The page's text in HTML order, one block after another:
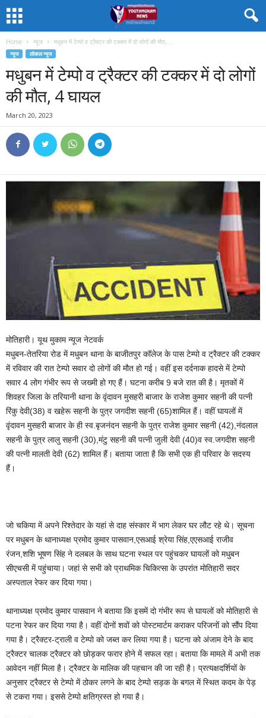
Home न्यूज मधुबन में टेम्पो व ट्रैक्टर की टक्कर में दो लोगों की मौत,...
न्यूज लोकल न्यूज
मधुबन में टेम्पो व ट्रैक्टर की टक्कर में दो लोगों
की मौत, 4 घायल
March 20, 2023
मोतिहारी। यूथ मुकाम न्यूज नेटवर्क
मधुबन-तेतरिया रोड में मधुबन थाना के बाजीतपुर कॉलेज के पास टेम्पो व ट्रैक्टर की टक्कर
में रविवार की रात टेम्पो सवार दो लोगों की मौत हो गई। वहीं इस दर्दनाक हादसे में टेम्पो
सवार 4 लोग गंभीर रूप से जख्मी हो गए हैं। घटना करीब 9 बजे रात की है। मृतकों में
शिवहर जिला के तरियानी थाना के वृंदावन मुसहरी बाजार के राजेश कुमार सहनी की पत्नी
रिंकु देवी(38) व खहेरू सहनी के पुत्र जगदीश सहनी (65)शामिल हैं। वहीं घायलों में
वृंदावन मुसहरी बाजार के ही स्व.बृजनंदन सहनी के पुत्र राजेश कुमार सहनी (42),नंदलाल
सहनी के पुत्र लालु सहनी (30),मंटु सहनी की पत्नी जुली देवी (40)व स्व.जगदीश सहनी
की पत्नी मालती देवी (62) शामिल हैं। बताया जाता है कि सभी एक ही परिवार के सदस्य
हैं।
जो चकिया में अपने रिश्तेदार के यहां से दाह संस्कार में भाग लेकर घर लौट रहे थे। सूचना
पर मधुबन के थानाध्यक्ष प्रमोद कुमार पासवान,एसआई श्रेया सिंह,एएसआई राजीव
रंजन,शशि भूषण सिंह ने दलबल के साथ घटना स्थल पर पहुंचकर घायलों को मधुबन
सीएचसी में पहुंचाया। जहां से सभी को प्राथमिक चिकित्सा के उपरांत मोतिहारी सदर
अस्पताल रेफर कर दिया गया।
थानाध्यक्ष प्रमोद कुमार पासवान ने बताया कि इसमें दो गंभीर रूप से घायलों को मोतिहारी से
पटना रेफर कर दिया गया है। वहीं दोनों शवों को पोस्टमार्टम कराकर परिजनों को सौंप दिया
गया है। ट्रैक्टर-ट्राली व टेम्पो को जब्त कर लिया गया है। घटना को अंजाम देने के बाद
ट्रैक्टर चालक ट्रैक्टर को छोड़कर फरार होने में सफल रहा। बताया कि मामले में अभी तक
आवेदन नहीं मिला है। ट्रैक्टर के मालिक की पहचान की जा रही है। प्रत्यक्षदर्शियों के
अनुसार ट्रैक्टर से टेम्पो में ठोकर लगने के बाद टेम्पो सड़क के बगल में स्थित कदम के पेड़
से टकरा गया। इससे टेम्पो क्षतिग्रस्त हो गया है।